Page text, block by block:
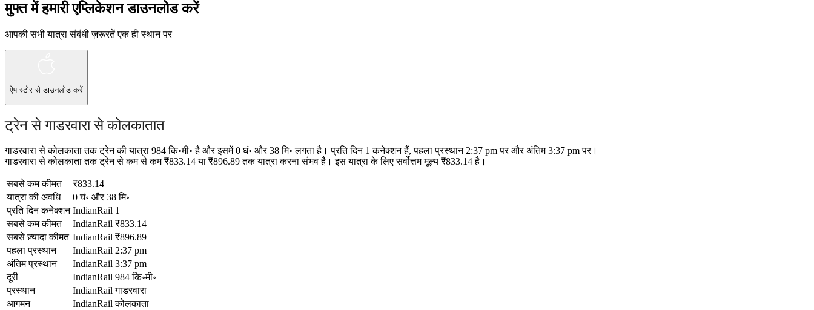
मुफ्त में हमारी एप्लिकेशन डाउनलोड करें
आपकी सभी यात्रा संबंधी ज़रूरतें एक ही स्थान पर
ऐप स्टोर से डाउनलोड करें
ट्रेन से गाडरवारा से कोलकातात
गाडरवारा से कोलकाता तक ट्रेन की यात्रा 984 कि॰मी॰ है और इसमें 0 घं॰ और 38 मि॰ लगता है। प्रति दिन 1 कनेक्शन हैं, पहला प्रस्थान 2:37 pm पर और अंतिम 3:37 pm पर।
गाडरवारा से कोलकाता तक ट्रेन से कम से कम ₹833.14 या ₹896.89 तक यात्रा करना संभव है। इस यात्रा के लिए सर्वोत्तम मूल्य ₹833.14 है।
सबसे कम कीमत
₹833.14
यात्रा की अवधि
0 घं॰ और 38 मि॰
प्रति दिन कनेक्शन IndianRail 1
सबसे कम कीमत
IndianRail ₹833.14
सबसे ज़्यादा कीमत IndianRail ₹896.89
पहला प्रस्थान
IndianRail 2:37 pm
अंतिम प्रस्थान
IndianRail 3:37 pm
दूरी
IndianRail 984 कि॰मी॰
प्रस्थान
IndianRail गाडरवारा
आगमन
IndianRail कोलकाता